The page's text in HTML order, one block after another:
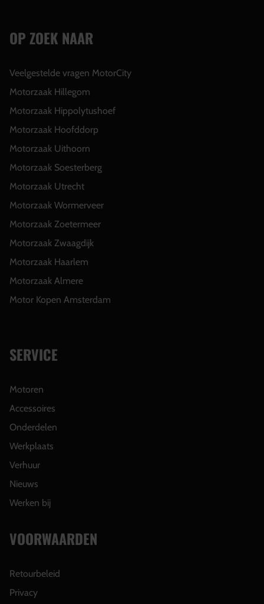
OP ZOEK NAAR
Veelgestelde vragen MotorCity
Motorzaak Hillegom
Motorzaak Hippolytushoef
Motorzaak Hoofddorp
Motorzaak Uithoorn
Motorzaak Soesterberg
Motorzaak Utrecht
Motorzaak Wormerveer
Motorzaak Zoetermeer
Motorzaak Zwaagdijk
Motorzaak Haarlem
Motorzaak Almere
Motor Kopen Amsterdam
SERVICE
Motoren
Accessoires
Onderdelen
Werkplaats
Verhuur
Nieuws
Werken bij
VOORWAARDEN
Retourbeleid
Privacy